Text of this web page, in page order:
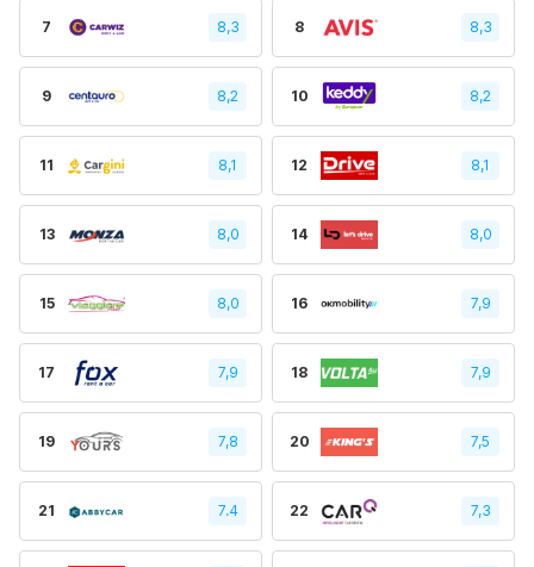
7 8,3 8 8,3
9 8,2 10 8,2
11 8,1 12 8,1
13 8,0 14 8,0
15 8,0 16 7,9
17 7,9 18 7,9
19 7,8 20 7,5
21 7.4 22 7,3